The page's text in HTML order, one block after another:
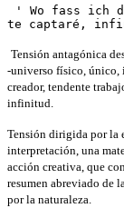
' Wo fass ich
te captaré,
Tensión antagónica
-universo físico, único,
creador, tendente
infinitud.
Tensión dirigida por la
interpretación, una
acción creativa, que
resumen abreviado de
por la naturaleza.